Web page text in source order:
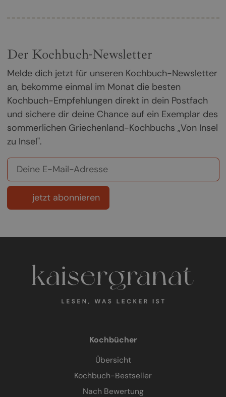
Der Kochbuch-Newsletter
Melde dich jetzt für unseren Kochbuch-Newsletter
an, bekomme einmal im Monat die besten
Kochbuch-Empfehlungen direkt in dein Postfach
und sichere dir deine Chance auf ein Exemplar des
sommerlichen Griechenland-Kochbuchs „Von Insel
zu Insel".
jetzt abonnieren
Kochbücher
Übersicht
Kochbuch-Bestseller
Nach Bewertung